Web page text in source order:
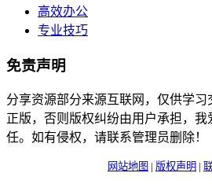
高效办公
专业技巧
免责声明
分享资源部分来源互联网，仅供学
正版，否则版权纠纷由用户承担，
任。如有侵权，请联系管理员删除！
网站地图 | 版权声明 |